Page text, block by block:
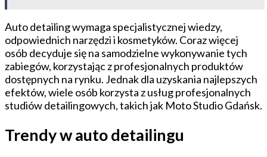
Auto detailing wymaga specjalistycznej wiedzy,
odpowiednich narzędzi i kosmetyków. Coraz więcej
osób decyduje się na samodzielne wykonywanie tych
zabiegów, korzystając z profesjonalnych produktów
dostępnych na rynku. Jednak dla uzyskania najlepszych
efektów, wiele osób korzysta z usług profesjonalnych
studiów detailingowych, takich jak Moto Studio Gdańsk.
Trendy w auto detailingu